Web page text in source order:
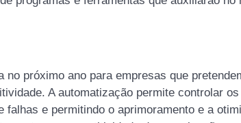
próximo ano para empresas que
A automatização permite controlar
falhas e permitindo o aprimoramento e a